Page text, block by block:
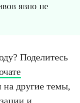
явно не
Поделитесь
другие темы,
и